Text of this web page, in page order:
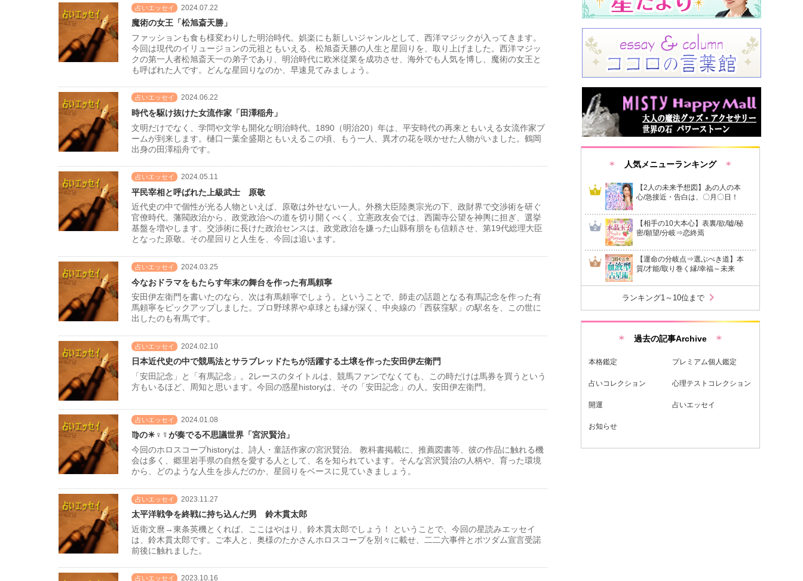
占いエッセイ 2024.07.22
魔術の女王「松旭斎天勝」
ファッションも食も様変わりした明治時代。娯楽にも新しいジャンルとして、西洋マジックが入ってきます。
今回は現代のイリュージョンの元祖ともいえる、松旭斎天勝の人生と星回りを、取り上げました。西洋マジッ
クの第一人者松旭斎天一の弟子であり、明治時代に欧米従業を成功させ、海外でも人気を博し、魔術の女王と
も呼ばれた人です。どんな星回りなのか、早速見てみましょう。
占いエッセイ 2024.06.22
時代を駆け抜けた女流作家「田澤稲舟」
文明だけでなく、学問や文学も開化な明治時代。1890（明治20）年は、平安時代の再来ともいえる女流作家ブ
ームが到来します。樋口一葉全盛期ともいえるこの頃、もう一人、異才の花を咲かせた人物がいました。鶴岡
出身の田澤稲舟です。
占いエッセイ 2024.05.11
平民宰相と呼ばれた上級武士 原敬
近代史の中で個性が光る人物といえば、原敬は外せない一人。外務大臣陸奥宗光の下、政財界で交渉術を研ぐ
官僚時代。藩閥政治から、政党政治への道を切り開くべく、立憲政友会では、西園寺公望を神輿に担ぎ、選挙
基盤を増やします。交渉術に長けた政治センスは、政党政治を嫌った山縣有朋をも信頼させ、第19代総理大臣
となった原敬。その星回りと人生を、今回は追います。
占いエッセイ 2024.03.25
今なおドラマをもたらす年末の舞台を作った有馬頼寧
安田伊左衛門を書いたのなら、次は有馬頼寧でしょう。ということで、師走の話題となる有馬記念を作った有
馬頼寧をピックアップしました。プロ野球界や卓球とも縁が深く、中央線の「西荻窪駅」の駅名を、この世に
出したのも有馬です。
占いエッセイ 2024.02.10
日本近代史の中で競馬法とサラブレッドたちが活躍する土壌を作った安田伊左衛門
「安田記念」と「有馬記念」。2レースのタイトルは、競馬ファンでなくても、この時だけは馬券を買うという
方もいるほど、周知と思います。今回の惑星historyは、その「安田記念」の人。安田伊左衛門。
占いエッセイ 2024.01.08
♍の☀♀☿が奏でる不思議世界「宮沢賢治」
今回のホロスコープhistoryは、詩人・童話作家の宮沢賢治。 教科書掲載に、推薦図書等、彼の作品に触れる機
会は多く、郷里岩手県の自然を愛する人として、名を知られています。そんな宮沢賢治の人柄や、育った環境
から、どのような人生を歩んだのか、星回りをベースに見ていきましょう。
占いエッセイ 2023.11.27
太平洋戦争を終戦に持ち込んだ男 鈴木貫太郎
近衛文麿→東条英機とくれば、ここはやはり、鈴木貫太郎でしょう！ ということで、今回の星読みエッセイ
は、鈴木貫太郎です。ご本人と、奥様のたかさんホロスコープを別々に載せ、二二六事件とポツダム宣言受諾
前後に触れました。
占いエッセイ 2023.10.16
人気メニューランキング
【2人の未来予想図】あの人の本
心/急接近・告白は、〇月〇日！
【相手の10大本心】表裏/欲/嘘/秘
密/願望/分岐⇒恋終焉
【運命の分岐点⇒選ぶべき道】本
質/才能/取り巻く縁/幸福～未来
ランキング1～10位まで chevron_right
過去の記事Archive
本格鑑定 プレミアム個人鑑定
占いコレクション 心理テストコレクション
開運 占いエッセイ
お知らせ